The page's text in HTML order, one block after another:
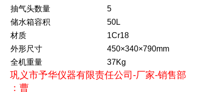
抽气头数量
5
储水箱容积
50L
材质
1Cr18
外形尺寸
450×340×790mm
全机重量
37Kg
巩义市予华仪器有限责任公司-厂家-销售部
：曹